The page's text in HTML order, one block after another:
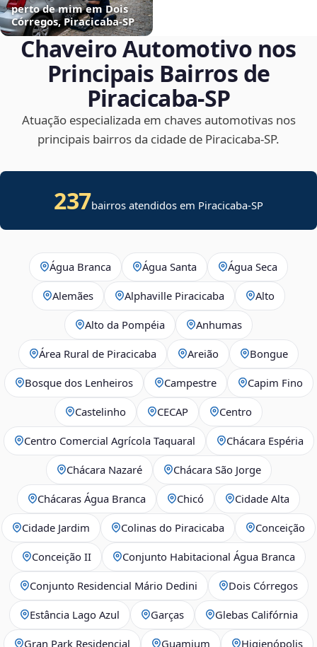
perto de mim em Dois
Córregos, Piracicaba‑SP
Chaveiro Automotivo nos
Principais Bairros de
Piracicaba‑SP
Atuação especializada em chaves automotivas nos
principais bairros da cidade de Piracicaba‑SP.
237bairros atendidos em Piracicaba-SP
Água Branca Água Santa Água Seca
Alemães Alphaville Piracicaba Alto
Alto da Pompéia Anhumas
Área Rural de Piracicaba Areião Bongue
Bosque dos Lenheiros Campestre Capim Fino
Castelinho CECAP Centro
Centro Comercial Agrícola Taquaral Chácara Espéria
Chácara Nazaré Chácara São Jorge
Chácaras Água Branca Chicó Cidade Alta
Cidade Jardim Colinas do Piracicaba Conceição
Conceição II Conjunto Habitacional Água Branca
Conjunto Residencial Mário Dedini Dois Córregos
Estância Lago Azul Garças Glebas Califórnia
Gran Park Residencial Guamium Higienópolis